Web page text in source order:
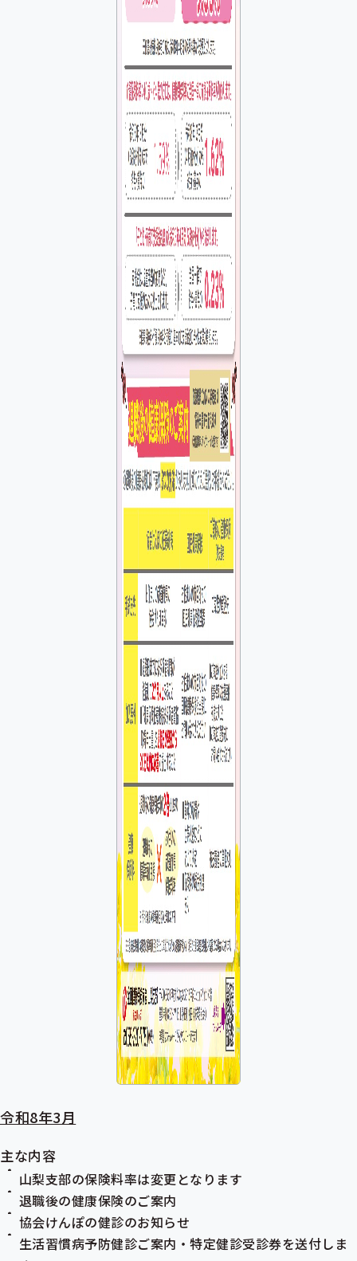
令和8年3月
主な内容
山梨支部の保険料率は変更となります
退職後の健康保険のご案内
協会けんぽの健診のお知らせ
生活習慣病予防健診ご案内・特定健診受診券を送付しま